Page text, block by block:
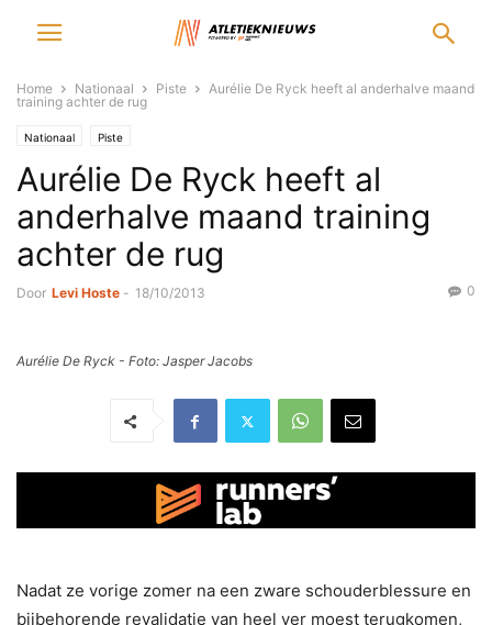
Home Nationaal Piste
Aurélie De Ryck heeft al anderhalve maand
training achter de rug
Nationaal Piste
Aurélie De Ryck heeft al
anderhalve maand training
achter de rug
Door Levi Hoste - 18/10/2013 0
Aurélie De Ryck - Foto: Jasper Jacobs
Nadat ze vorige zomer na een zware schouderblessure en
bijbehorende revalidatie van heel ver moest terugkomen,